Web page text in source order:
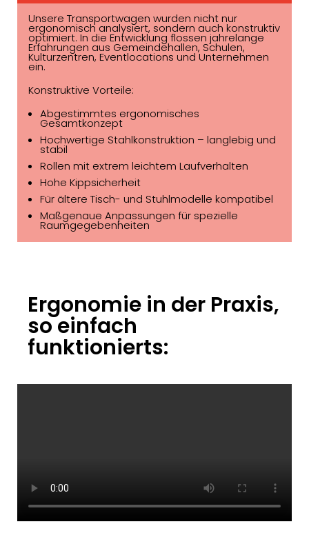
Unsere Transportwagen wurden nicht nur
ergonomisch analysiert, sondern auch konstruktiv
optimiert. In die Entwicklung flossen jahrelange
Erfahrungen aus Gemeindehallen, Schulen,
Kulturzentren, Eventlocations und Unternehmen
ein.
Konstruktive Vorteile:
Abgestimmtes ergonomisches
Gesamtkonzept
Hochwertige Stahlkonstruktion – langlebig und
stabil
Rollen mit extrem leichtem Laufverhalten
Hohe Kippsicherheit
Für ältere Tisch- und Stuhlmodelle kompatibel
Maßgenaue Anpassungen für spezielle
Raumgegebenheiten
Ergonomie in der Praxis,
so einfach
funktionierts: